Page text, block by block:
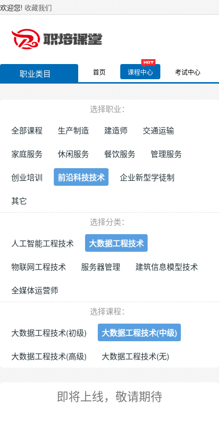
欢迎您! 收藏我们
职业类目 首页 课程中心 考试中心
选择职业：
全部课程
生产制造 建造师 交通运输
家庭服务 休闲服务 餐饮服务 管理服务
创业培训 前沿科技技术 企业新型学徒制
其它
选择分类：
人工智能工程技术
大数据工程技术
物联网工程技术 服务器管理 建筑信息模型技术
全媒体运营师
选择课程：
大数据工程技术(初级)
大数据工程技术(中级)
大数据工程技术(高级) 大数据工程技术(无)
即将上线，敬请期待